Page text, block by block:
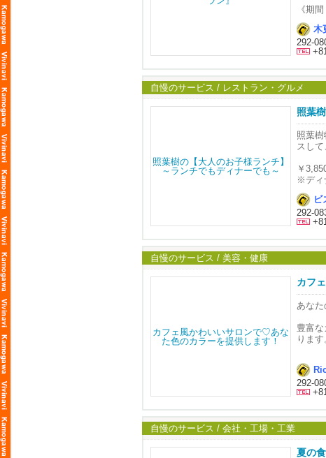
時々
訪問専
お客様
訪問
福祉
#訪問
お話
してい
家から
美容室
ホー
知っ
時々､
訪問
津市#
お問
《期
☆ご宿
チェッ
賞品は
意して
・食
☆レス
●ご利
・デ
・7
・他
4名様
●ご利
・7、
※他特
※食物
☆ご宴
『オー
●ご利
・30
※他特
【お問
木更
木
292-
自慢のサービス / レストラン・グルメ
照葉
照葉
スし
￥
※ディ
◆セッ
・照葉
・自家
・ソフ
ビ
292-
自慢のサービス / 美容・健康
カフ
あな
豊富
りま
ご予
292-
自慢のサービス / 会社・工場・工業
夏の